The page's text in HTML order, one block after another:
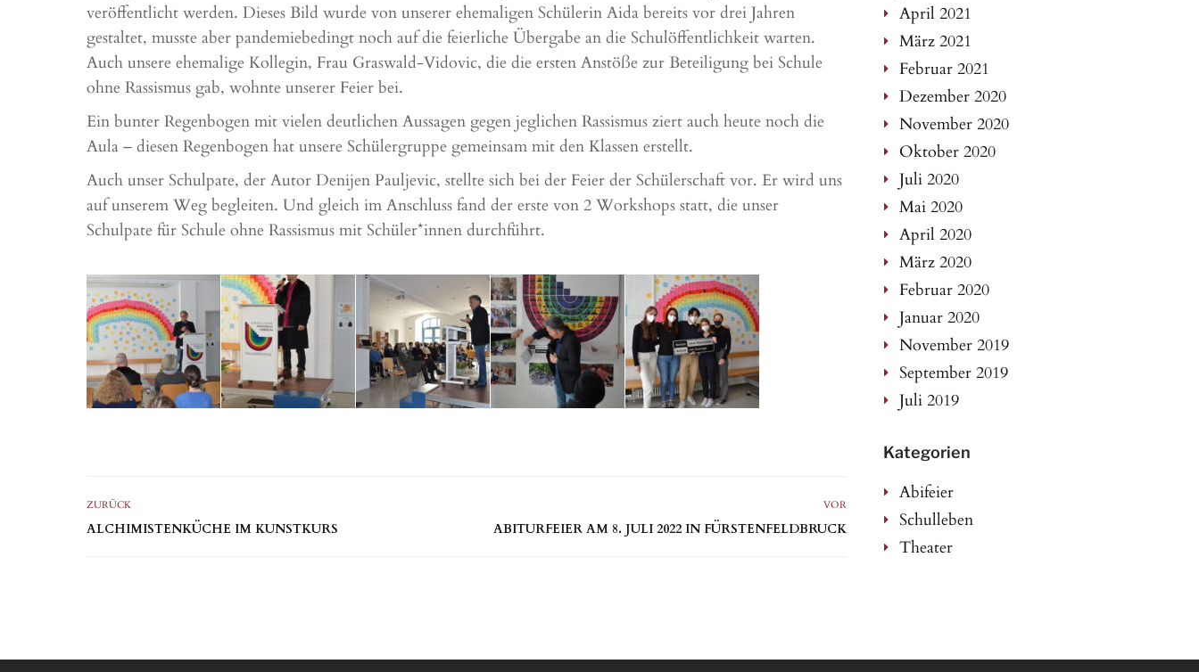
veröffentlicht werden. Dieses Bild wurde von unserer ehemaligen Schülerin Aida bereits vor drei Jahren
gestaltet, musste aber pandemiebedingt noch auf die feierliche Übergabe an die Schulöffentlichkeit warten.
Auch unsere ehemalige Kollegin, Frau Graswald-Vidovic, die die ersten Anstöße zur Beteiligung bei Schule
ohne Rassismus gab, wohnte unserer Feier bei.
Ein bunter Regenbogen mit vielen deutlichen Aussagen gegen jeglichen Rassismus ziert auch heute noch die
Aula – diesen Regenbogen hat unsere Schülergruppe gemeinsam mit den Klassen erstellt.
Auch unser Schulpate, der Autor Denijen Pauljevic, stellte sich bei der Feier der Schülerschaft vor. Er wird uns
auf unserem Weg begleiten. Und gleich im Anschluss fand der erste von 2 Workshops statt, die unser
Schulpate für Schule ohne Rassismus mit Schüler*innen durchführt.
ZURÜCK
ALCHIMISTENKÜCHE IM KUNSTKURS
VOR
ABITURFEIER AM 8. JULI 2022 IN FÜRSTENFELDBRUCK
April 2021
März 2021
Februar 2021
Dezember 2020
November 2020
Oktober 2020
Juli 2020
Mai 2020
April 2020
März 2020
Februar 2020
Januar 2020
November 2019
September 2019
Juli 2019
Kategorien
Abifeier
Schulleben
Theater